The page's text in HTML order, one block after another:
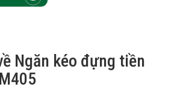
Ngăn kéo đựng tiền